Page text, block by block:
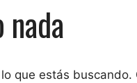
que estás